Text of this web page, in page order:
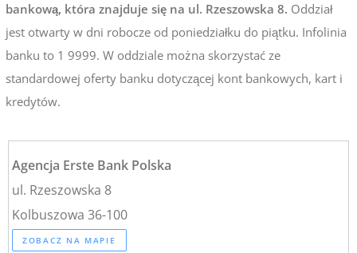
bankową, która znajduje się na ul. Rzeszowska 8. Oddział
jest otwarty w dni robocze od poniedziałku do piątku. Infolinia
banku to 1 9999. W oddziale można skorzystać ze
standardowej oferty banku dotyczącej kont bankowych, kart i
kredytów.
Agencja Erste Bank Polska
ul. Rzeszowska 8
Kolbuszowa 36-100
ZOBACZ NA MAPIE